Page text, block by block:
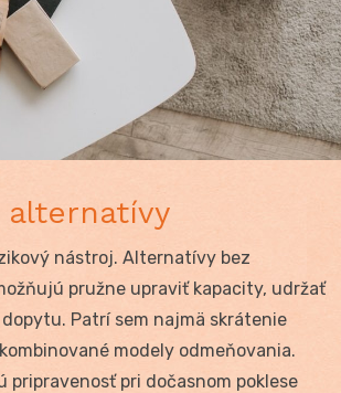
alternatívy
nástroj. Alternatívy bez
pružne upraviť kapacity, udržať
Patrí sem najmä skrátenie
modely odmeňovania.
pri dočasnom poklese